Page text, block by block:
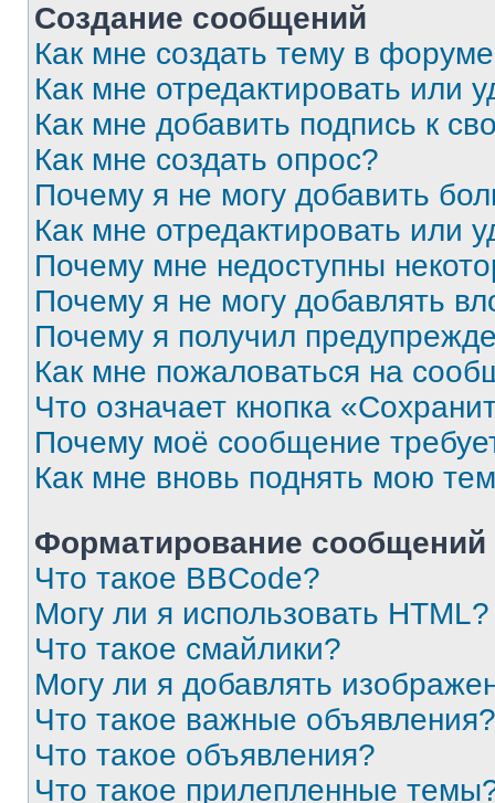
Создание сообщений
Как мне создать тему в
Как мне отредактировать или
Как мне добавить подпись к
Как мне создать опрос?
Почему я не могу добавить
Как мне отредактировать или
Почему мне недоступны
Почему я не могу добавлять
Почему я получил
Как мне пожаловаться на
Что означает кнопка
Почему моё сообщение
Как мне вновь поднять мою
Форматирование
Что такое BBCode?
Могу ли я использовать HTML?
Что такое смайлики?
Могу ли я добавлять
Что такое важные объявления?
Что такое объявления?
Что такое прилепленные